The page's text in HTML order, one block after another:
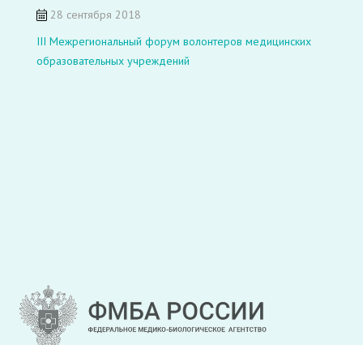
28 сентября 2018
III Межрегиональный форум волонтеров медицинских
образовательных учреждений